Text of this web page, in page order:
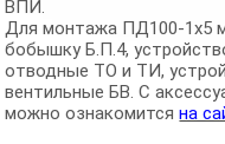
ВПИ.
Для монтажа ПД100-1х5
бобышку Б.П.4,
отводные ТО и ТИ,
вентильные БВ. С
можно ознакомитсяна